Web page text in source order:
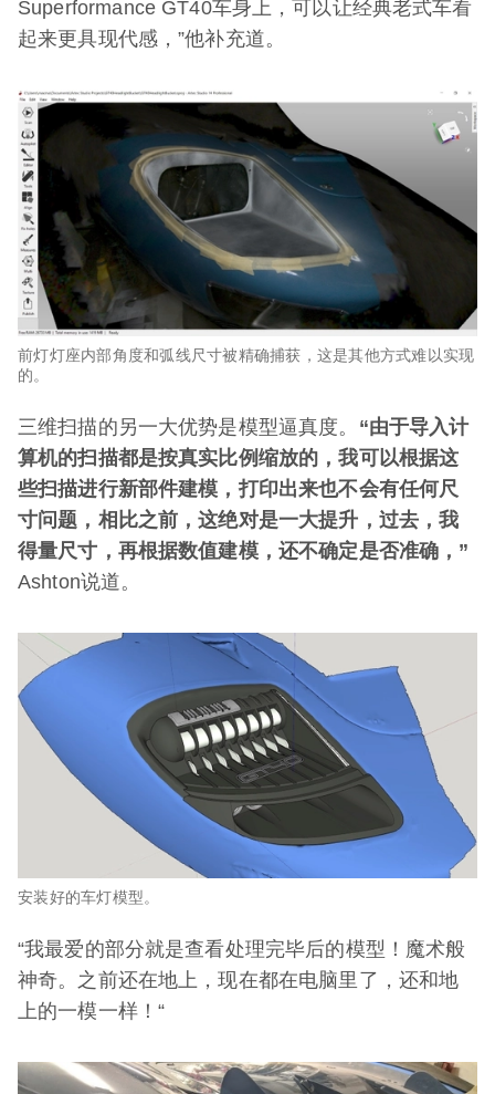
Superformance GT40车身上，可以让经典老式车看
起来更具现代感，”他补充道。
前灯灯座内部角度和弧线尺寸被精确捕获，这是其他方式难以实现
的。
三维扫描的另一大优势是模型逼真度。 “由于导入计
算机的扫描都是按真实比例缩放的，我可以根据这
些扫描进行新部件建模，打印出来也不会有任何尺
寸问题，相比之前，这绝对是一大提升，过去，我
得量尺寸，再根据数值建模，还不确定是否准确，”
Ashton说道。
安装好的车灯模型。
“我最爱的部分就是查看处理完毕后的模型！魔术般
神奇。之前还在地上，现在都在电脑里了，还和地
上的一模一样！“